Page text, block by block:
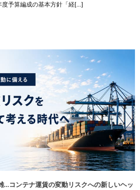
度予算編成の基本方針「経[…]
…コンテナ運賃の変動リスクへの新しいヘッ